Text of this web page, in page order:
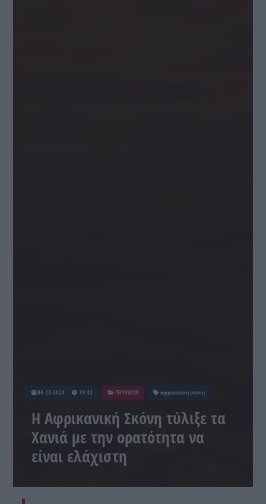
04-23-2024 19:42 ΓΕΓΟΝΟΤΑ αφρικανικη σκονη
H Αφρικανική Σκόνη τύλιξε τα
Χανιά με την ορατότητα να
είναι ελάχιστη